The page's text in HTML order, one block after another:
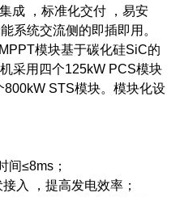
成 ，标准化交付 ，易安
系统交流侧的即插即用。
模块基于碳化硅SiC的
采用四个125kW PCS模块
800kW STS模块。模块化设
间≤8ms；
入 ，提高发电效率；